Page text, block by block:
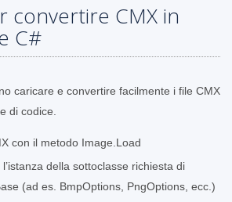
convertire CMX in
C#
caricare e convertire facilmente i file CMX
di codice.
con il metodo Image.Load
della sottoclasse richiesta di
(ad es. BmpOptions, PngOptions, ecc.)